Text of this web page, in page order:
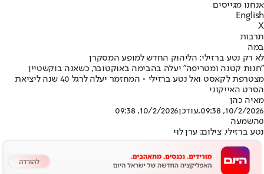
אנחנו מגייסים
English
X
תרבות
במה
לא רק נטע ברזילי: הליהוק החדש למופע המסקרן
"חנות קטנה ומטריפה" יעלה בהבימה באוקטובר, כשאנה בוקשטיין
מצטרפת לקאסט ואל נטע ברזילי • המחזמר יעלה לרגל 40 שנה ליציאת
הסרט האייקוני
מאיה כהן
10/2/2026, 09:38
,עודכן10/2/2026, 09:38
0השמעה
נטע ברזילי. צילום: ערן לוי